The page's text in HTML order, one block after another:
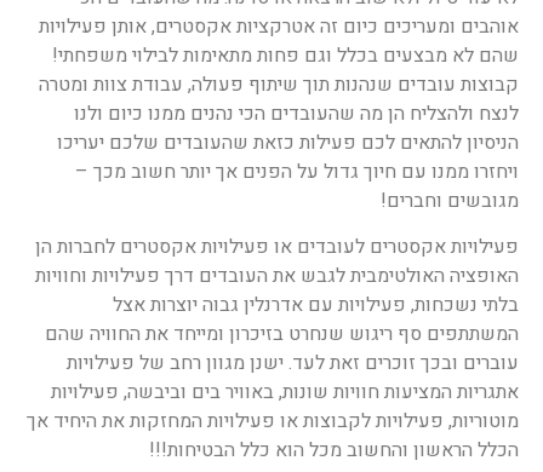
אוהבים ומעריכים כיום זה אטרקציות אקסטרים, אותן פעילויות
שהם לא מבצעים בכלל וגם פחות מתאימות לבילוי משפחתי!
קבוצות עובדים שנהנות תוך שיתוף פעולה, עבודת צוות ומטרה
לנצח ולהצליח הן מה שהעובדים הכי נהנים ממנו כיום ולנו
הניסיון להתאים לכם פעילות כזאת שהעובדים שלכם יעריכו
ויחזרו ממנו עם חיוך גדול על הפנים אך יותר חשוב מכך –
מגובשים וחברים!
פעילויות אקסטרים לעובדים או פעילויות אקסטרים לחברות הן
האופציה האולטימבית לגבש את העובדים דרך פעילויות וחוויות
בלתי נשכחות, פעילויות עם אדרנלין גבוה יוצרות אצל
המשתתפים סף ריגוש שנחרט בזיכרון ומייחד את החוויה שהם
עוברים ובכך זוכרים זאת לעד. ישנן מגוון רחב של פעילויות
אתגריות המציעות חוויות שונות, באוויר בים וביבשה, פעילויות
מוטוריות, פעילויות לקבוצות או פעילויות המחזקות את היחיד אך
הכלל הראשון והחשוב מכל הוא כלל הבטיחות!!!